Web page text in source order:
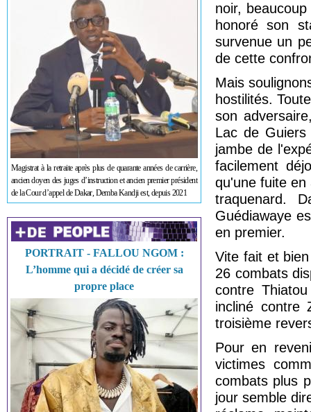
Magistrat à la retraite après plus de quarante années de carrière,
ancien doyen des juges d’instruction et ancien premier président
de la Cour d’appel de Dakar, Demba Kandji est, depuis 2021
PORTRAIT - FALLOU NGOM :
L’homme qui a décidé de créer sa
propre place
noir,
honoré son
survenue un
de cette
Mais
hostilités.
son
Lac de
jambe de
facilement
qu'une fuite en
traquenard.
Guédiawaye
en premier.
Vite fait et
26 combats
contre
incliné contre
troisième
Pour en
victimes
combats plus
jour semble